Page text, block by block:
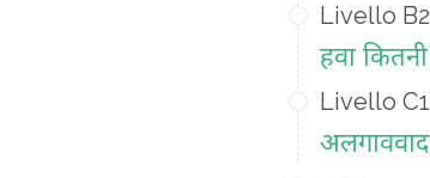
Livello B2
हवा
Livello C1